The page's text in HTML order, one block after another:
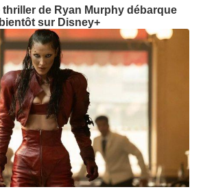
thriller de Ryan Murphy débarque
bientôt sur Disney+